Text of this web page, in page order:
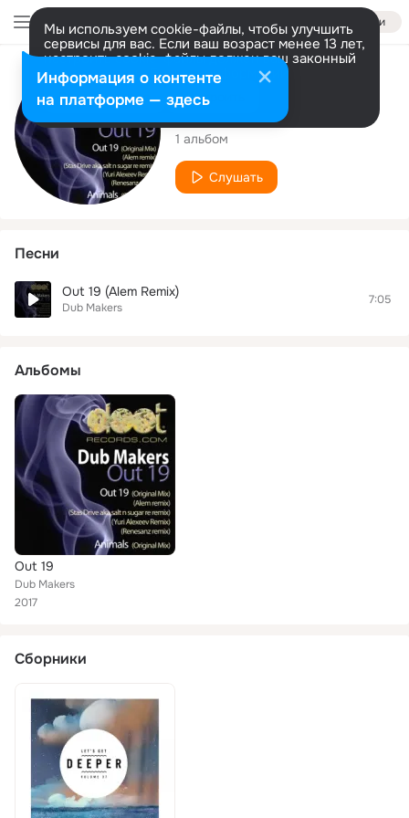
Войти
Мы используем cookie-файлы, чтобы улучшить
сервисы для вас. Если ваш возраст менее 13 лет,
настроить cookie-файлы должен ваш законный
представитель. Больше информации
Разрешить все Настроить
Исполнитель
Dub Makers
1 альбом
Слушать
Песни
Out 19 (Alem Remix)
Dub Makers
7:05
Альбомы
Out 19
Dub Makers
2017
Сборники
Информация о контенте
на платформе — здесь